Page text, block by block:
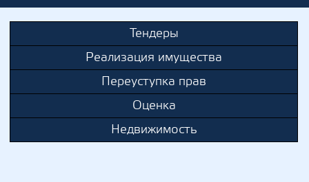
Тендеры
Реализация имущества
Переуступка прав
Оценка
Недвижимость